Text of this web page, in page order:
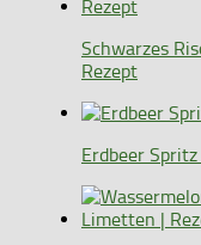
Schwarzes
Rezept
Erdbeer